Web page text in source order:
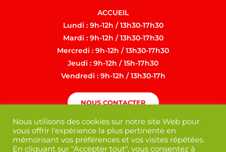
ACCUEIL
Lundi : 9h-12h / 13h30-17h30
Mardi : 9h-12h / 13h30-17h30
Mercredi : 9h-12h / 13h30-17h30
Jeudi : 9h-12h / 15h-17h30
Vendredi : 9h-12h / 13h30-17h
NOUS CONTACTER
Nous utilisons des cookies sur notre site Web pour
vous offrir l'expérience la plus pertinente en
mémorisant vos préférences et vos visites répétées.
En cliquant sur "Accepter tout", vous consentez à